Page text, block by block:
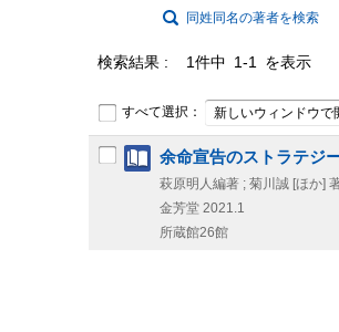
同姓同名の著者を検索
検索結果 1件中 1-1 を表示
すべて選択： 新しいウィンドウで
余命宣告のストラテジ
萩原明人編著 ; 菊川誠 [ほか]
金芳堂 2021.1
所蔵館26館